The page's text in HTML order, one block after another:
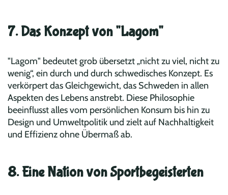
7. Das Konzept von "Lagom"
"Lagom" bedeutet grob übersetzt „nicht zu viel, nicht zu
wenig“, ein durch und durch schwedisches Konzept. Es
verkörpert das Gleichgewicht, das Schweden in allen
Aspekten des Lebens anstrebt. Diese Philosophie
beeinflusst alles vom persönlichen Konsum bis hin zu
Design und Umweltpolitik und zielt auf Nachhaltigkeit
und Effizienz ohne Übermaß ab.
8. Eine Nation von Sportbegeisterten